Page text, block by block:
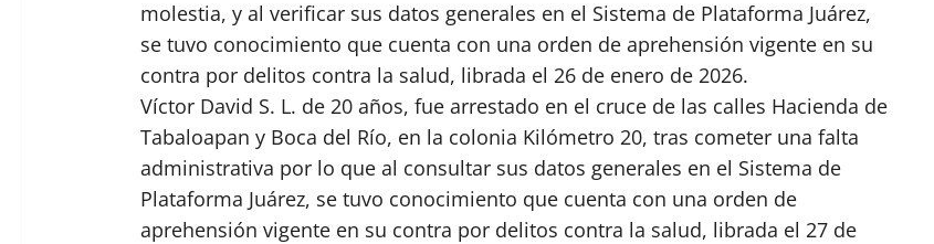
molestia, y al verificar sus datos generales en el Sistema de Plataforma Juárez,
se tuvo conocimiento que cuenta con una orden de aprehensión vigente en su
contra por delitos contra la salud, librada el 26 de enero de 2026.
Víctor David S. L. de 20 años, fue arrestado en el cruce de las calles Hacienda de
Tabaloapan y Boca del Río, en la colonia Kilómetro 20, tras cometer una falta
administrativa por lo que al consultar sus datos generales en el Sistema de
Plataforma Juárez, se tuvo conocimiento que cuenta con una orden de
aprehensión vigente en su contra por delitos contra la salud, librada el 27 de